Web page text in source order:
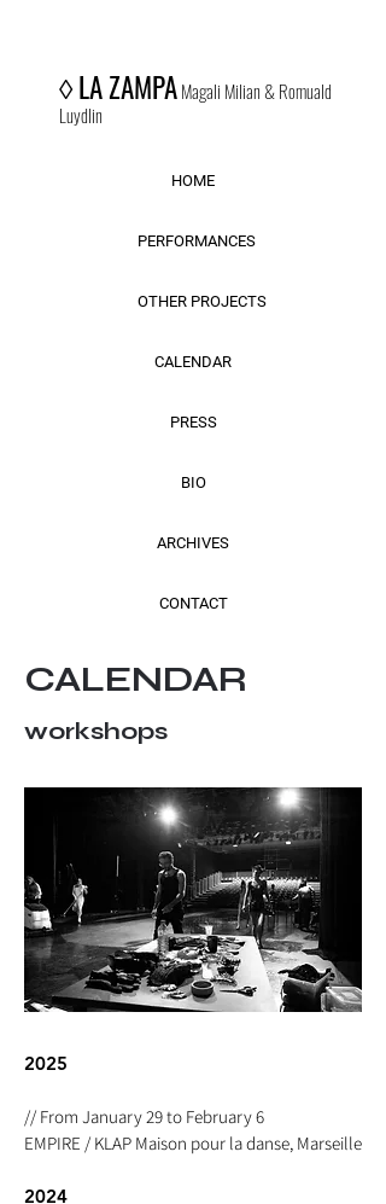
◊LA ZAMPAMagali Milian & Romuald
Luydlin
HOME
PERFORMANCES
OTHER PROJECTS
CALENDAR
PRESS
BIO
ARCHIVES
CONTACT
CALENDAR
workshops
2025
// From January 29 to February 6
EMPIRE / KLAP Maison pour la danse, Marseille
2024